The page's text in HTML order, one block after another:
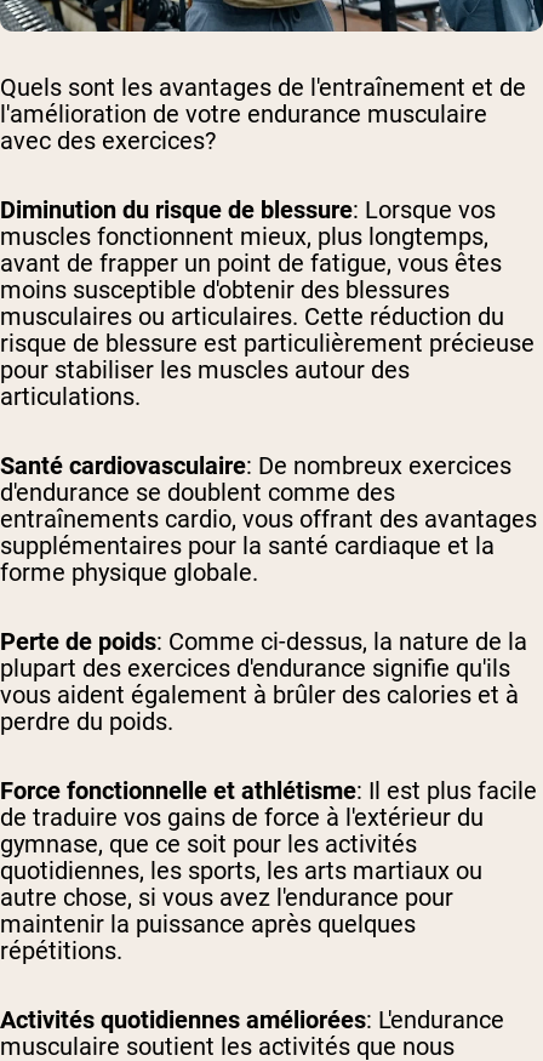
Quels sont les avantages de l'entraînement et de
l'amélioration de votre endurance musculaire
avec des exercices?
Diminution du risque de blessure: Lorsque vos
muscles fonctionnent mieux, plus longtemps,
avant de frapper un point de fatigue, vous êtes
moins susceptible d'obtenir des blessures
musculaires ou articulaires. Cette réduction du
risque de blessure est particulièrement précieuse
pour stabiliser les muscles autour des
articulations.
Santé cardiovasculaire: De nombreux exercices
d'endurance se doublent comme des
entraînements cardio, vous offrant des avantages
supplémentaires pour la santé cardiaque et la
forme physique globale.
Perte de poids: Comme ci-dessus, la nature de la
plupart des exercices d'endurance signifie qu'ils
vous aident également à brûler des calories et à
perdre du poids.
Force fonctionnelle et athlétisme: Il est plus facile
de traduire vos gains de force à l'extérieur du
gymnase, que ce soit pour les activités
quotidiennes, les sports, les arts martiaux ou
autre chose, si vous avez l'endurance pour
maintenir la puissance après quelques
répétitions.
Activités quotidiennes améliorées: L'endurance
musculaire soutient les activités que nous